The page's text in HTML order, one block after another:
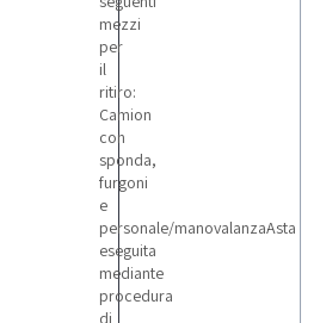
mezzi
per
il
ritiro:
Camion
con
sponda,
furgoni
e
personale/manovalanzaAsta
eseguita
mediante
procedura
di